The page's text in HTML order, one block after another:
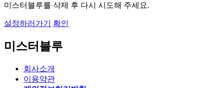
미스터블루를 삭제 후 다시 시도해 주세요.
설정하러가기 확인
미스터블루
회사소개
이용약관